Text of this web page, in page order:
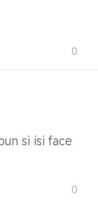
0
si isi face
0